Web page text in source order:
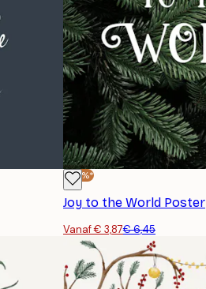
-40%*
Joy to the World Poster
Vanaf € 3,87€ 6,45